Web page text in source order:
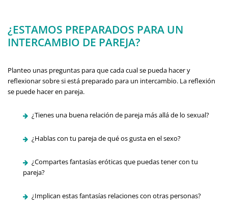
¿ESTAMOS PREPARADOS PARA UN
INTERCAMBIO DE PAREJA?
Planteo unas preguntas para que cada cual se pueda hacer y
reflexionar sobre si está preparado para un intercambio. La reflexión
se puede hacer en pareja.
¿Tienes una buena relación de pareja más allá de lo sexual?
¿Hablas con tu pareja de qué os gusta en el sexo?
¿Compartes fantasías eróticas que puedas tener con tu
pareja?
¿Implican estas fantasías relaciones con otras personas?